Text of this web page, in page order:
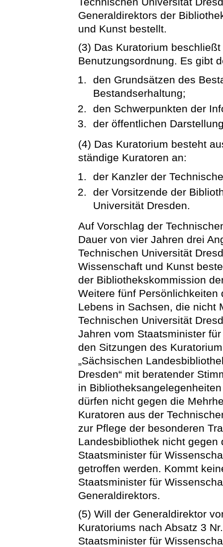
Generaldirektors der
und Kunst bestellt.
(3) Das Kuratorium
Benutzungsordnung. Es gibt
den Grundsätzen des
Bestandserhaltung;
den Schwerpunkten der
der öffentlichen
(4) Das Kuratorium besteht
ständige Kuratoren an:
der Kanzler der
der Vorsitzende der
Universität Dresden.
Auf Vorschlag der
Dauer von vier Jahren drei
Technischen Universität
Wissenschaft und Kunst
der Bibliothekskommission
Weitere fünf
Lebens in Sachsen, die nicht
Technischen Universität
Jahren vom Staatsminister
den Sitzungen des
„Sächsischen
Dresden“ mit beratender
in
dürfen nicht gegen die
Kuratoren aus der
zur Pflege der besonderen
Landesbibliothek nicht
Staatsminister für
getroffen werden. Kommt
Staatsminister für
Generaldirektors.
(5) Will der Generaldirektor
Kuratoriums nach Absatz 3
Staatsminister für